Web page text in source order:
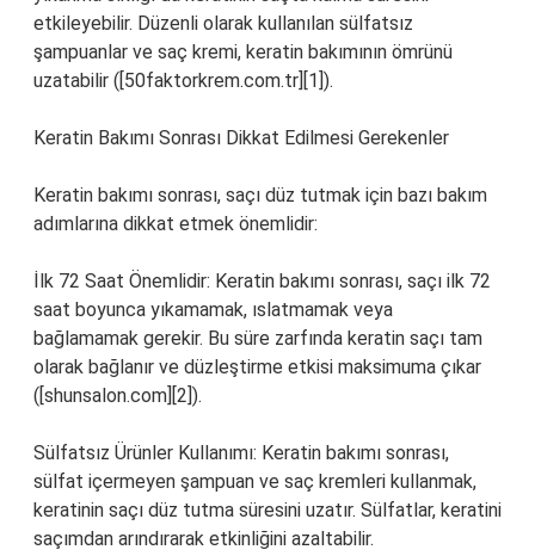
etkileyebilir. Düzenli olarak kullanılan sülfatsız
şampuanlar ve saç kremi, keratin bakımının ömrünü
uzatabilir ([50faktorkrem.com.tr][1]).
Keratin Bakımı Sonrası Dikkat Edilmesi Gerekenler
Keratin bakımı sonrası, saçı düz tutmak için bazı bakım
adımlarına dikkat etmek önemlidir:
İlk 72 Saat Önemlidir: Keratin bakımı sonrası, saçı ilk 72
saat boyunca yıkamamak, ıslatmamak veya
bağlamamak gerekir. Bu süre zarfında keratin saçı tam
olarak bağlanır ve düzleştirme etkisi maksimuma çıkar
([shunsalon.com][2]).
Sülfatsız Ürünler Kullanımı: Keratin bakımı sonrası,
sülfat içermeyen şampuan ve saç kremleri kullanmak,
keratinin saçı düz tutma süresini uzatır. Sülfatlar, keratini
saçımdan arındırarak etkinliğini azaltabilir.